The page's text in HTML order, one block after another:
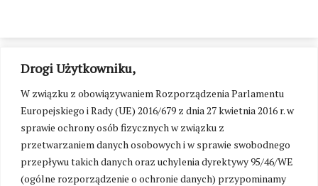
Drogi Użytkowniku,
W związku z obowiązywaniem Rozporządzenia Parlamentu
Europejskiego i Rady (UE) 2016/679 z dnia 27 kwietnia 2016 r. w
sprawie ochrony osób fizycznych w związku z
przetwarzaniem danych osobowych i w sprawie swobodnego
przepływu takich danych oraz uchylenia dyrektywy 95/46/WE
(ogólne rozporządzenie o ochronie danych) przypominamy